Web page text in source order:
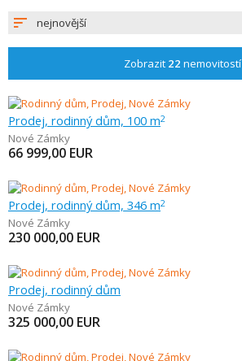
nejnovější
Zobrazit 22 nemovitostí
Prodej, rodinný dům, 100 m2
Nové Zámky
66 999,00 EUR
Prodej, rodinný dům, 346 m2
Nové Zámky
230 000,00 EUR
Prodej, rodinný dům
Nové Zámky
325 000,00 EUR